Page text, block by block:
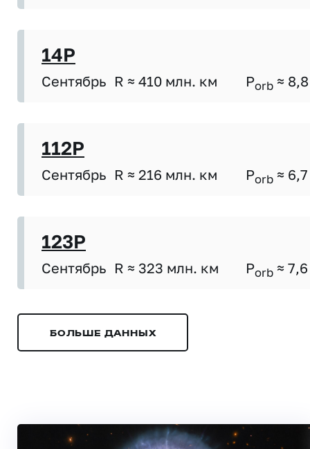
14P
Сентябрь R ≈ 410 млн. км Porb ≈ 8,8
112P
Сентябрь R ≈ 216 млн. км Porb ≈ 6,7
123P
Сентябрь R ≈ 323 млн. км Porb ≈ 7,6
БОЛЬШЕ ДАННЫХ